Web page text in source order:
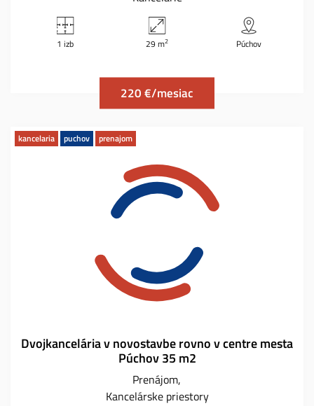
1 izb 29 m2 Púchov
220 €/mesiac
kancelaria puchov prenajom
Dvojkancelária v novostavbe rovno v centre mesta
Púchov 35 m2
Prenájom
Kancelárske priestory